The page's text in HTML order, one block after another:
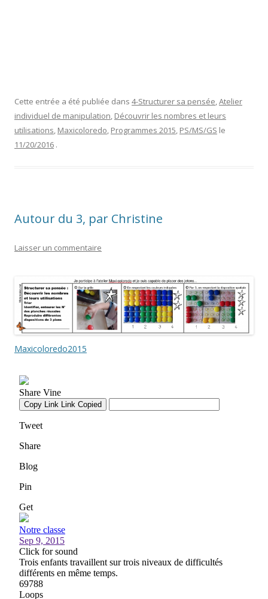
Cette entrée a été publiée dans 4-Structurer sa pensée,Atelier
individuel de manipulation, Découvrir les nombres et leurs
utilisations, Maxicoloredo, Programmes 2015, PS/MS/GS le
11/20/2016 .
Autour du 3, par Christine
Laisser un commentaire
Maxicoloredo2015